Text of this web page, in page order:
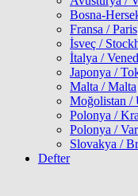
Bosna-
Fransa / Paris
İsveç /
İtalya /
Japonya /
Malta / Malta
Moğolistan /
Polonya /
Polonya /
Slovakya /
Defter